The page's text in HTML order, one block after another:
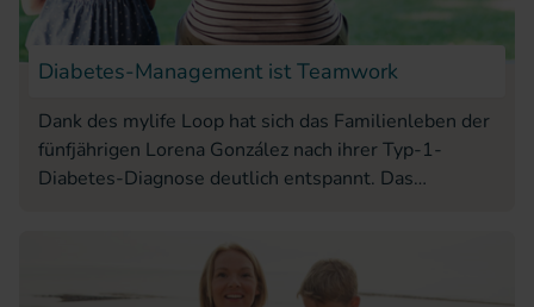
Diabetes-Management ist Teamwork
Dank des mylife Loop hat sich das Familienleben der
fünfjährigen Lorena González nach ihrer Typ-1-
Diabetes-Diagnose deutlich entspannt. Das
Familie Sicherheit und Kontrolle über die
Blutzuckerwerte.